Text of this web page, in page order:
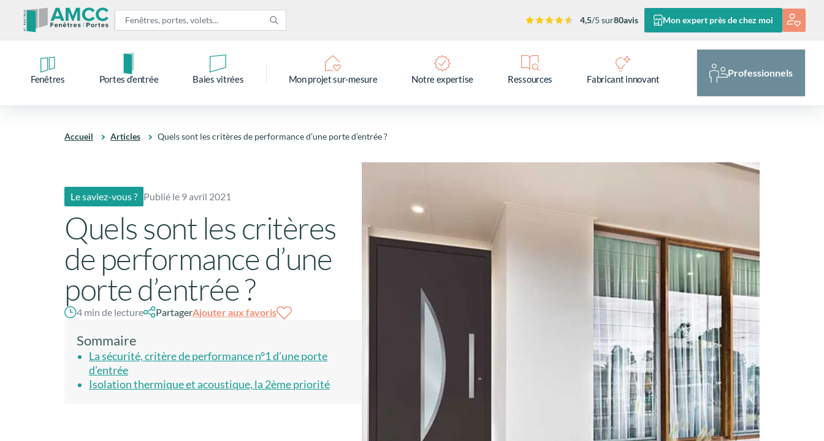
4,5/5 sur80avis Mon expert près de chez moi
Fenêtres Portes d’entrée Baies vitrées Mon projet sur-mesure Notre expertise Ressources Fabricant innovant
Professionnels
Accueil Articles Quels sont les critères de performance d’une porte d’entrée ?
Le saviez-vous ? Publié le 9 avril 2021
Quels sont les critères
de performance d’une
porte d’entrée ?
4 min de lecture PartagerAjouter aux favoris
Sommaire
La sécurité, critère de performance n°1 d’une porte
d’entrée
Isolation thermique et acoustique, la 2ème priorité